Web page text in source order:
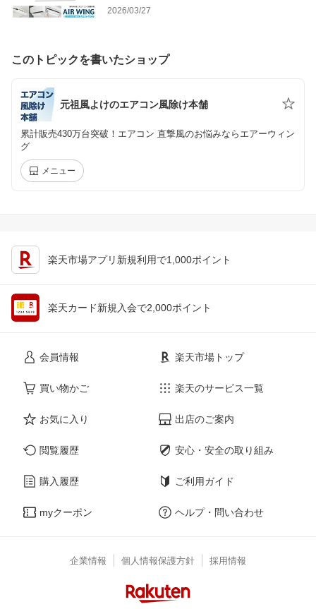
2026/03/27
このトピックを書いたショップ
元祖風よけのエアコン風除け本舗
累計販売430万台突破！エアコン 直撃風のお悩みならエアーウィン
グ
メニュー
楽天市場アプリ新規利用で1,000ポイント
楽天カード新規入会で2,000ポイント
会員情報
買い物かご
お気に入り
閲覧履歴
購入履歴
myクーポン
楽天市場トップ
楽天のサービス一覧
出店のご案内
安心・安全の取り組み
ご利用ガイド
ヘルプ・問い合わせ
企業情報 個人情報保護方針 採用情報